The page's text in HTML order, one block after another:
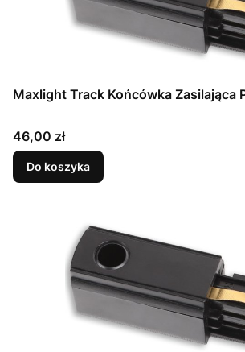
Maxlight Track Końcówka Zasilająca
Cena
46,00 zł
Do koszyka